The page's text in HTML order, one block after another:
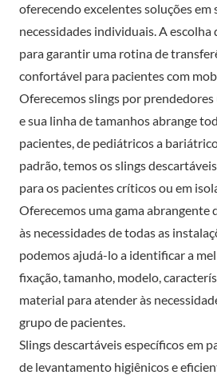
oferecendo excelentes soluções em
necessidades individuais. A
para garantir uma rotina de
confortável para pacientes com
Oferecemos slings por prendedores
e sua linha de tamanhos abrange
pacientes, de pediátricos a
padrão, temos os slings
para os pacientes críticos ou em
Oferecemos uma gama abrangente
às necessidades de todas as
podemos ajudá-lo a identificar a
fixação, tamanho, modelo,
material para atender às
grupo de pacientes.
Slings descartáveis específicos em
de levantamento higiênicos e